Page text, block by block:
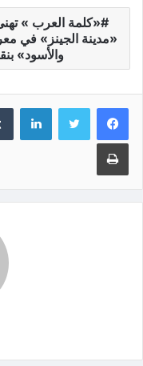
«كلمة العرب » تهنئ
«مدينة الجينز» في
والأسود»
لينكدإن